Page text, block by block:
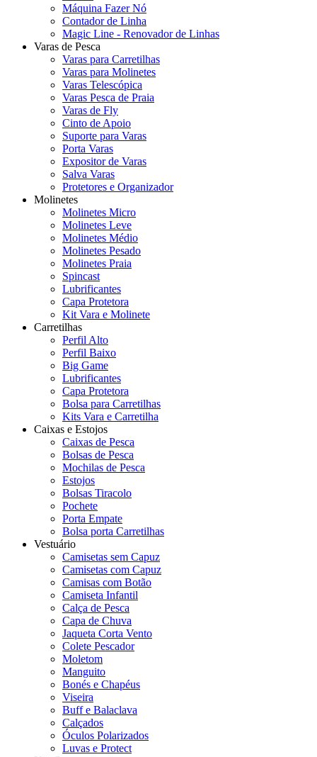
Máquina Fazer Nó
Contador de Linha
Magic Line - Renovador de Linhas
Varas de Pesca
Varas para Carretilhas
Varas para Molinetes
Varas Telescópica
Varas Pesca de Praia
Varas de Fly
Cinto de Apoio
Suporte para Varas
Porta Varas
Expositor de Varas
Salva Varas
Protetores e Organizador
Molinetes
Molinetes Micro
Molinetes Leve
Molinetes Médio
Molinetes Pesado
Molinetes Praia
Spincast
Lubrificantes
Capa Protetora
Kit Vara e Molinete
Carretilhas
Perfil Alto
Perfil Baixo
Big Game
Lubrificantes
Capa Protetora
Bolsa para Carretilhas
Kits Vara e Carretilha
Caixas e Estojos
Caixas de Pesca
Bolsas de Pesca
Mochilas de Pesca
Estojos
Bolsas Tiracolo
Pochete
Porta Empate
Bolsa porta Carretilhas
Vestuário
Camisetas sem Capuz
Camisetas com Capuz
Camisas com Botão
Camiseta Infantil
Calça de Pesca
Capa de Chuva
Jaqueta Corta Vento
Colete Pescador
Moletom
Manguito
Bonés e Chapéus
Viseira
Buff e Balaclava
Calçados
Óculos Polarizados
Luvas e Protect